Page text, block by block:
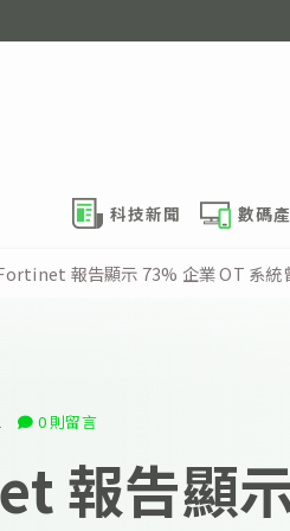
科技新聞 數碼
報告顯示 73% 企業 OT 系統
0 則留言
報告顯